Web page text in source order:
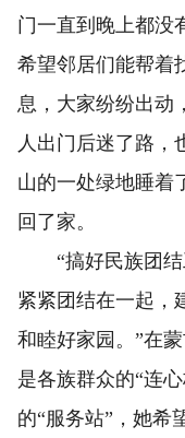
门一直到晚上都没
希望邻居们能帮着
息，大家纷纷出动
人出门后迷了路，
山的一处绿地睡着
回了家。
“搞好民族团结
紧紧团结在一起，
和睦好家园。”在
是各族群众的“连
的“服务站”，她希